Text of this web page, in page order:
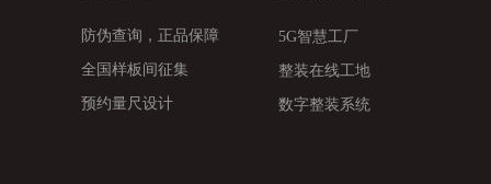
防伪查询，正品保障
全国样板间征集
预约量尺设计
5G智慧工厂
整装在线工地
数字整装系统